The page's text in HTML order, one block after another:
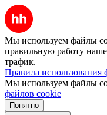
Мы используем файлы
правильную работу
трафик.
Правила использования
Мы используем файлы
файлов cookie
Понятно